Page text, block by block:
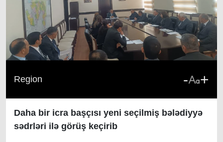
Region - +
Daha bir icra başçısı yeni seçilmiş bələdiyyə
sədrləri ilə görüş keçirib